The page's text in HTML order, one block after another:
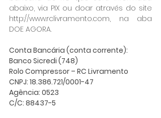
abaixo, via PIX ou doar através do site
http://www.rclivramento.com, na aba
DOE AGORA.
Conta Bancária (conta corrente):
Banco Sicredi (748)
Rolo Compressor – RC Livramento
CNPJ: 18.386.721/0001-47
Agência: 0523
C/C: 88437-5